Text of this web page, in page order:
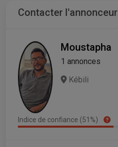
Contacter l'annonceur
Moustapha
1 annonces
Kébili
Indice de confiance (51%)